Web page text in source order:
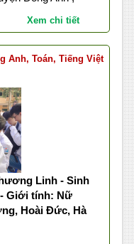
Xem chi tiết
Anh, Toán, Tiếng Việt
Linh - Sinh
- Giới tính: Nữ
Hoài Đức, Hà